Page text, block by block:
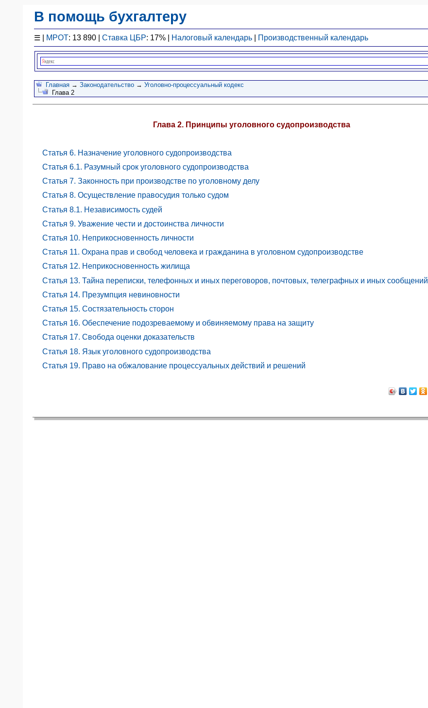
В помощь бухгалтеру
☰ МРОТ: 13 890 |Ставка ЦБР: 17% | Налоговый календарь Производственный календарь
Законодательство
F1 - Отчетность
План счетов
Справочник
Упрощенка
Договоры
Главная →Законодательство →Уголовно-процессуальный кодекс
Глава 2
Глава 2. Принципы уголовного судопроизводства
Статья 6. Назначение уголовного судопроизводства
Статья 6.1. Разумный срок уголовного судопроизводства
Статья 7. Законность при производстве по уголовному делу
Статья 8. Осуществление правосудия только судом
Статья 8.1. Независимость судей
Статья 9. Уважение чести и достоинства личности
Статья 10. Неприкосновенность личности
Статья 11. Охрана прав и свобод человека и гражданина в уголовном судопроизводстве
Статья 12. Неприкосновенность жилища
Статья 13. Тайна переписки, телефонных и иных переговоров, почтовых, телеграфных и иных сообщений
Статья 14. Презумпция невиновности
Статья 15. Состязательность сторон
Статья 16. Обеспечение подозреваемому и обвиняемому права на защиту
Статья 17. Свобода оценки доказательств
Статья 18. Язык уголовного судопроизводства
Статья 19. Право на обжалование процессуальных действий и решений